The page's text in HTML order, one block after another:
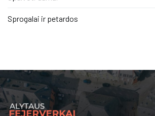
Sprogalai ir petardos